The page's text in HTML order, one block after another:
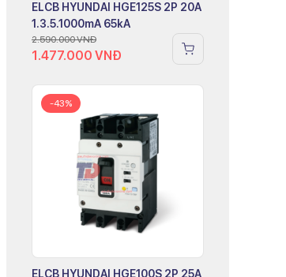
ELCB HYUNDAI HGE125S 2P 20A
1.3.5.1000mA 65kA
2.590.000VNĐ
1.477.000 VNĐ
-43%
ELCB HYUNDAI HGE100S 2P 25A